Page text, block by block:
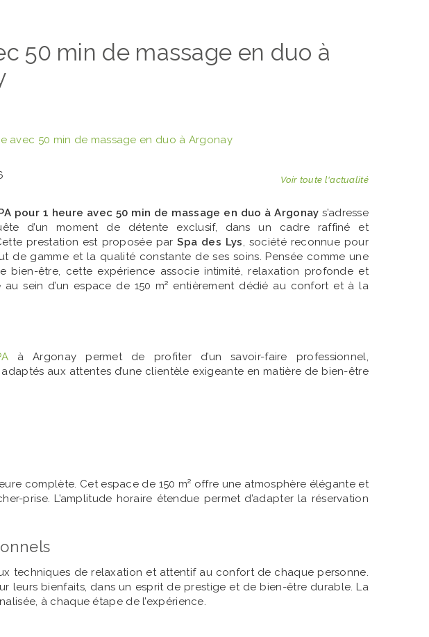
50 min de massage en duo à
avec 50 min de massage en duo à Argonay
Voir toute l'actualité
pour 1 heure avec 50 min de massage en duo à Argonay s’adresse
d’un moment de détente exclusif, dans un cadre raffiné et
prestation est proposée parSpa des Lys, société reconnue pour
de gamme et la qualité constante de ses soins. Pensée comme une
bien-être, cette expérience associe intimité, relaxation profonde et
sein d’un espace de 150 m² entièrement dédié au confort et à la
à Argonay permet de profiter d’un savoir-faire professionnel,
aux attentes d’une clientèle exigeante en matière de bien-être
complète. Cet espace de 150 m² offre une atmosphère élégante et
prise. L’amplitude horaire étendue permet d’adapter la réservation
techniques de relaxation et attentif au confort de chaque personne.
leurs bienfaits, dans un esprit de prestige et de bien-être durable. La
à chaque étape de l’expérience.